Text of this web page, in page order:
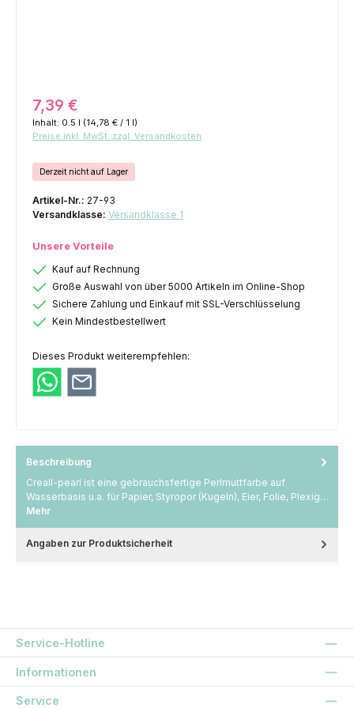
Regulärer Preis:
7,39 €
Inhalt: 0.5 l (14,78 € / 1 l)
Preise inkl. MwSt. zzgl. Versandkosten
Derzeit nicht auf Lager
Artikel-Nr.: 27-93
Versandklasse: Versandklasse 1
Unsere Vorteile
Kauf auf Rechnung
Große Auswahl von über 5000 Artikeln im Online-Shop
Sichere Zahlung und Einkauf mit SSL-Verschlüsselung
Kein Mindestbestellwert
Dieses Produkt weiterempfehlen:
Beschreibung
Creall-pearl ist eine gebrauchsfertige Perlmuttfarbe auf
Wasserbasis u.a. für Papier, Styropor (Kugeln), Eier, Folie, Plexig…
Mehr
Angaben zur Produktsicherheit
Service-Hotline
Informationen
Service